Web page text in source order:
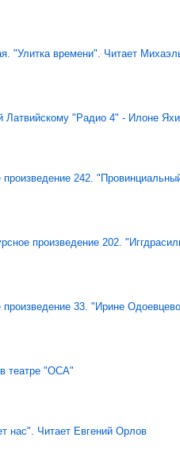
"Улитка времени". Читает
Латвийскому "Радио 4" - Илоне
242.
произведение 202.
33. "Ирине
театре "ОСА"
нас". Читает Евгений Орлов